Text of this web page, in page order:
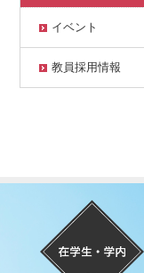
イベント
教員採用情報